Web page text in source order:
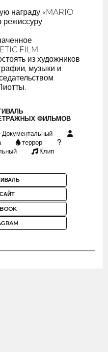
награду «MARIO
FILM
из художников
музыки и
ФИЛЬМОВ
Документальный
террор
Клип